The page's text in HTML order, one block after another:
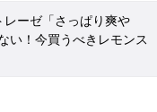
レーゼ「さっぱり爽や
い！今買うべきレモンス